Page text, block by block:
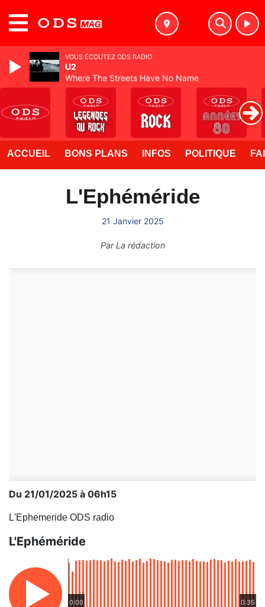
ACCUEIL BONS PLANS INFOS POLITIQUE
L'Ephéméride
21 Janvier 2025
ParLa rédaction
Du 21/01/2025 à 06h15
L'Ephemeride ODS radio
L'Ephéméride
0:00 0:35
VOUS ÉCOUTEZ ODS RADIO
U2
Where The Streets Have No Name